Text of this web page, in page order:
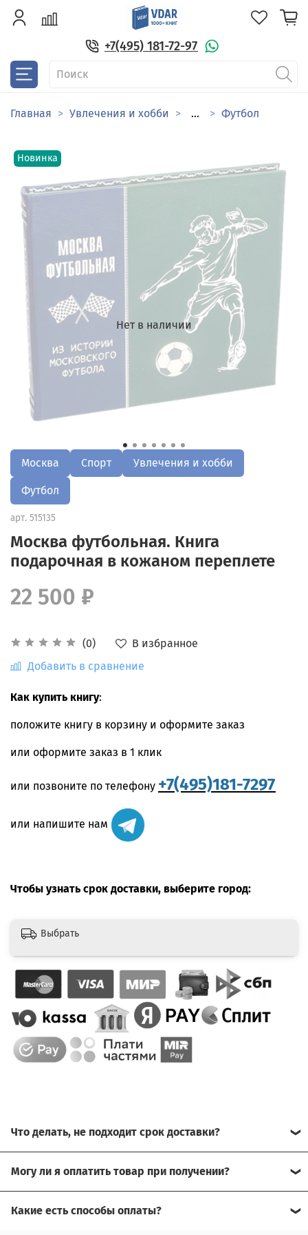
+7(495) 181-72-97
Главная Увлечения и хобби ... Футбол
Нет в наличии
Новинка
Москва Спорт Увлечения и хобби
Футбол
арт. 515135
Москва футбольная. Книга
подарочная в кожаном переплете
(0)
В избранное
Добавить в сравнение
22 500 ₽
Как купить книгу:
положите книгу в корзину и оформите заказ
или оформите заказ в 1 клик
или позвоните по телефону +7(495)181-7297
или напишите нам
Чтобы узнать срок доставки, выберите город:
Выбрать
помочь.